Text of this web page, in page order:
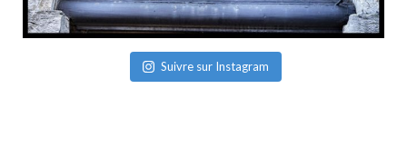
Suivre sur Instagram